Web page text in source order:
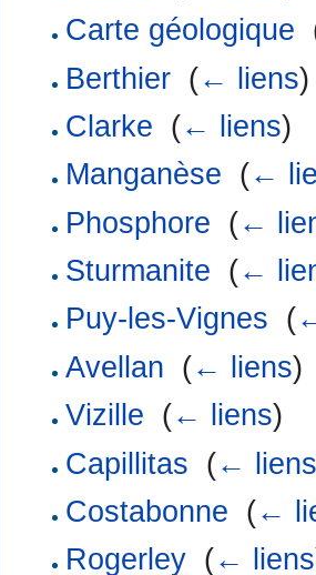
Carte géologique
Berthier‎ (← liens)
Clarke (← liens)
Manganèse (←
Phosphore (←
Sturmanite (←
Puy-les-Vignes (
Avellan (← liens)
Vizille (← liens)
Capillitas (← liens
Costabonne (←
Rogerley‎ (← liens